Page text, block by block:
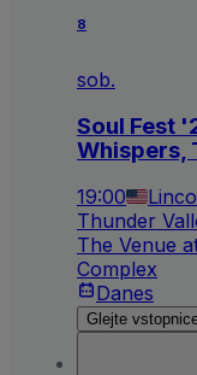
8
sob.
Soul Fest
Whispers,
19:00
Thunder
The Venue
Complex
Danes
Glejte